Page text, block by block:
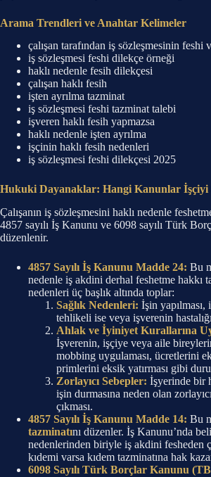
Arama Trendleri ve Anahtar Kelimeler
çalışan tarafından iş sözleşmesinin feshi
iş sözleşmesi feshi dilekçe örneği
haklı nedenle fesih dilekçesi
çalışan haklı fesih
işten ayrılma tazminat
iş sözleşmesi feshi tazminat talebi
işveren haklı fesih yapmazsa
haklı nedenle işten ayrılma
işçinin haklı fesih nedenleri
iş sözleşmesi feshi dilekçesi 2025
Hukuki Dayanaklar: Hangi Kanunlar
Çalışanın iş sözleşmesini haklı nedenle
4857 sayılı İş Kanunu ve 6098 sayılı Türk
düzenlenir.
4857 Sayılı İş Kanunu Madde 24: Bu
nedenle iş akdini derhal feshetme hakkı
nedenleri üç başlık altında toplar:
Sağlık Nedenleri: İşin yapılması,
tehlikeli ise veya işverenin
Ahlak ve İyiniyet Kurallarına
İşverenin, işçiye veya aile
mobbing uygulaması, ücretlerini
primlerini eksik yatırması gibi
Zorlayıcı Sebepler: İşyerinde bir
işin durmasına neden olan
çıkması.
4857 Sayılı İş Kanunu Madde 14: Bu
tazminatını düzenler. İş Kanunu’nda
nedenlerinden biriyle iş akdini fesheden
kıdemi varsa kıdem tazminatına hak
6098 Sayılı Türk Borçlar Kanunu